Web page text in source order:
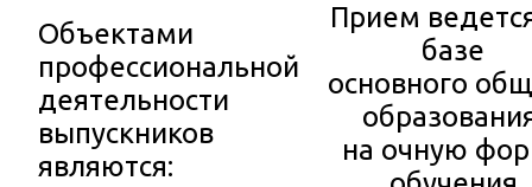
Объектами
профессиональной
деятельности
выпускников
являются:
Прием
базе
основного
на очную